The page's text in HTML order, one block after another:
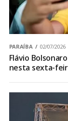
PARAÍBA 02/07/2026
Flávio
nesta sexta-